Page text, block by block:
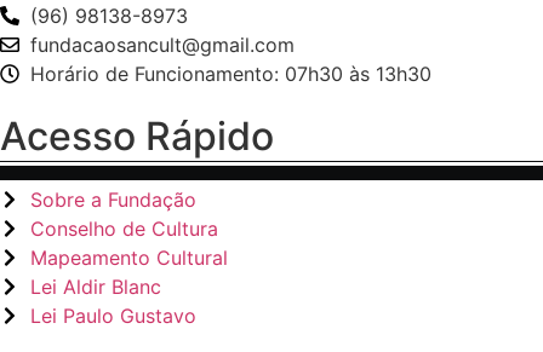
(96) 98138-8973
fundacaosancult@gmail.com
Horário de Funcionamento: 07h30 às 13h30
Acesso Rápido
Sobre a Fundação
Conselho de Cultura
Mapeamento Cultural
Lei Aldir Blanc
Lei Paulo Gustavo